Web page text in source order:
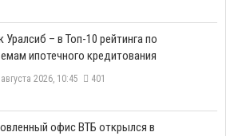
Уралсиб – в Топ-10 рейтинга по
ипотечного кредитования
2026, 10:45 401
офис ВТБ открылся в